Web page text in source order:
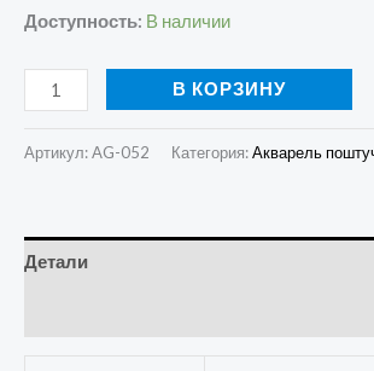
Доступность: В наличии
В КОРЗИНУ
Артикул:AG-052 Категория:Акварель
Детали